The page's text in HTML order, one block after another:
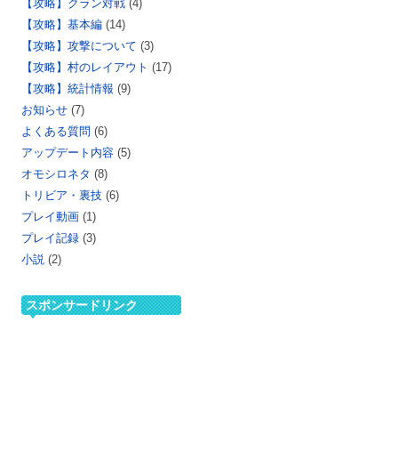
【攻略】クラン対戦 (4)
【攻略】基本編 (14)
【攻略】攻撃について (3)
【攻略】村のレイアウト (17)
【攻略】統計情報 (9)
お知らせ (7)
よくある質問 (6)
アップデート内容 (5)
オモシロネタ (8)
トリビア・裏技 (6)
プレイ動画 (1)
プレイ記録 (3)
小説 (2)
スポンサードリンク